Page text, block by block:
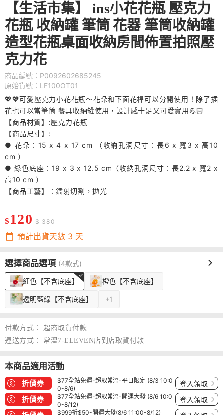
【生活市集】 ins小花花瓶 壓克力
花瓶 收納罐 筆筒 花器 筆筒收納罐
造型花瓶桌面收納房間佈置拍照壓
克力花
商品編號：P0092602685245
原始貨號：LF100OT01
💖💖可愛壓克力小花花瓶～花朵和下面花桿可以分開使用！除了插
花也可以當筆筒 餐具收納罐使用，設計感十足又可愛實用💪🏻
【商品材質】:壓克力花瓶
【商品尺寸】:
● 花朵：15 x 4 x 17 cm （收納孔洞尺寸：長6 x 寬3 x 高10
cm ）
● 綠色底座：19 x 3 x 12.5 cm（收納孔洞尺寸：長2.2 x 寬2 x
高10 cm ）
【商品工藝】：鐳射切割，拋光
$ 120 $ 380
預計出貨天數 3 天
選擇商品選項 (4款式)
紅色【不含底座】 橙色【不含底座】
透明藍綠【不含底座】 +1
付款方式：
超商取貨付款
運送方式：
常溫7-ELEVEN店到店取貨付款
本商品適用活動
折價券
$77全站免運-超取常溫-平日限定 (8/3 10:0
0-8/6)
登入領取
折價券
$77全站免運-超取常溫-開運大發 (8/6 10:0
0-8/12)
登入領取
$999折$50-開運大發(8/6 11:00-8/12)